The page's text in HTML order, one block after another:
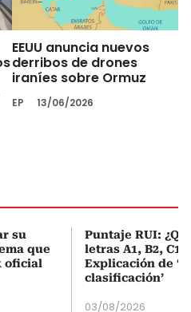
EEUU anuncia nuevos
derribos de drones
iraníes sobre Ormuz
EP 13/06/2026
su
que
oficial
Puntaje RUI:
letras A1, B2, C1
Explicación de
clasificación’
03/08/2026